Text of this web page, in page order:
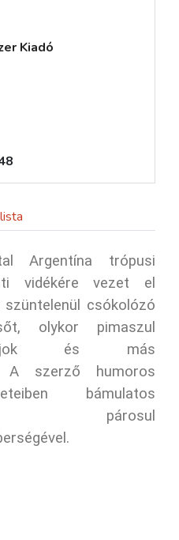
Kiadó
Argentína trópusi
vidékére vezet el
csókolózó
olykor pimaszul
és más
A szerző humoros
bámulatos
párosul